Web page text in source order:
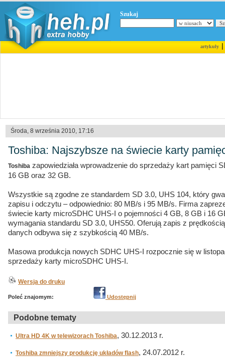
Szukaj
artykuły|
Środa, 8 września 2010, 17:16
Toshiba: Najszybsze na świecie karty
Toshiba zapowiedziała wprowadzenie do sprzedaży kart pamięci
16 GB oraz 32 GB.
Wszystkie są zgodne ze standardem SD 3.0, UHS 104, który
zapisu i odczytu – odpowiednio: 80 MB/s i 95 MB/s. Firma
świecie karty microSDHC UHS-I o pojemności 4 GB, 8 GB i 16
wymagania standardu SD 3.0, UHS50. Oferują zapis z
danych odbywa się z szybkością 40 MB/s.
Masowa produkcja nowych SDHC UHS-I rozpocznie się w
sprzedaży karty microSDHC UHS-I.
Wersja do druku
Poleć znajomym: Udostępnij
Podobne tematy
Ultra HD 4K w telewizorach Toshiba, 30.12.2013 r.
Toshiba zmniejszy produkcję układów flash, 24.07.2012 r.